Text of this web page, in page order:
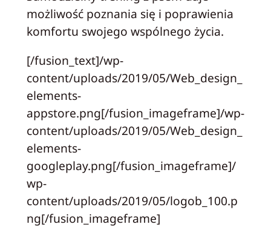
możliwość poznania się i poprawienia
komfortu swojego wspólnego życia.
[/fusion_text]/wp-
content/uploads/2019/05/Web_design_
elements-
appstore.png[/fusion_imageframe]/wp-
content/uploads/2019/05/Web_design_
elements-
googleplay.png[/fusion_imageframe]/
wp-
content/uploads/2019/05/logob_100.p
ng[/fusion_imageframe]